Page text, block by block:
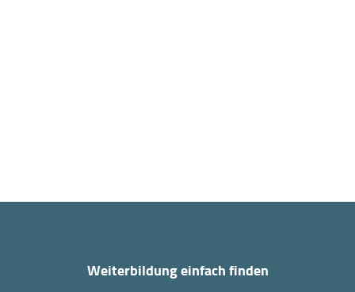
Weiterbildung einfach finden